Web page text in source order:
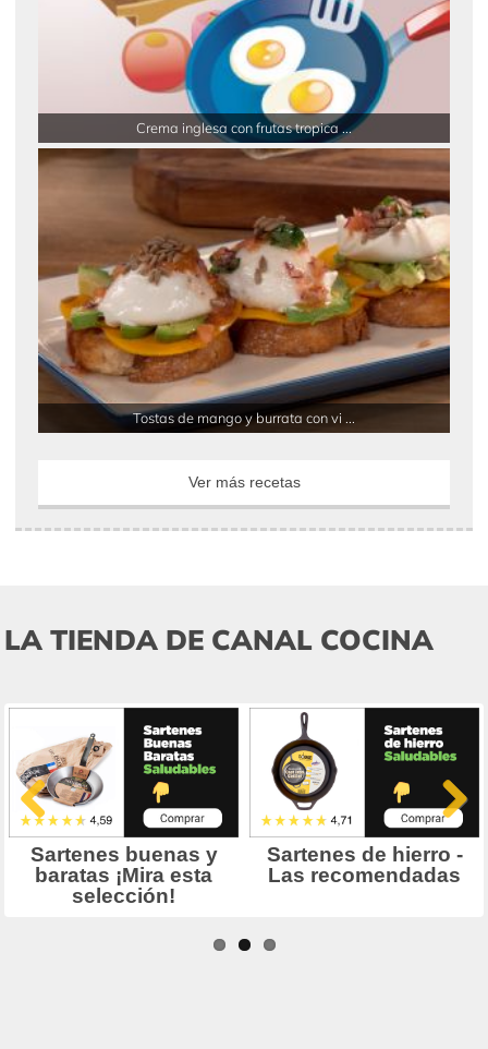
Crema inglesa con frutas tropica ...
Tostas de mango y burrata con vi ...
Ver más recetas
LA TIENDA DE CANAL COCINA